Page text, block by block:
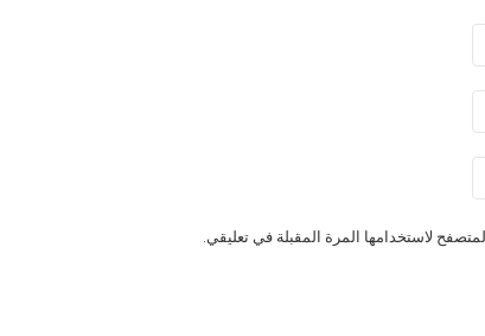
لاستخدامها المرة المقبلة في تعليقي.